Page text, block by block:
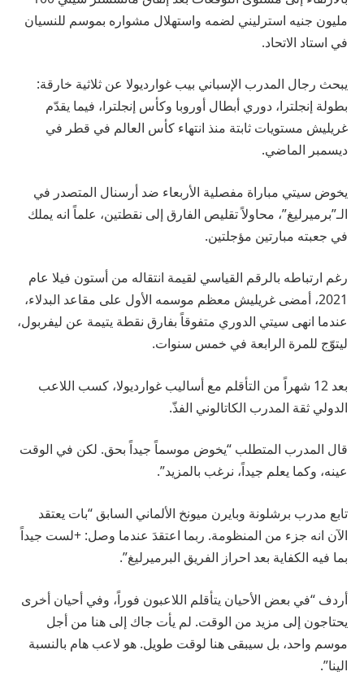
مليون جنيه استرليني لضمه واستهلال مشواره بموسم للنسيان
في استاد الاتحاد.
يبحث رجال المدرب الإسباني بيب غوارديولا عن ثلاثية خارقة:
بطولة إنجلترا، دوري أبطال أوروبا وكأس إنجلترا، فيما يقدّم
غريليش مستويات ثابتة منذ انتهاء كأس العالم في قطر في
ديسمبر الماضي.
يخوض سيتي مباراة مفصلية الأربعاء ضد أرسنال المتصدر في
الـ”برميرليغ”، محاولاً تقليص الفارق إلى نقطتين، علماً انه يملك
في جعبته مبارتين مؤجلتين.
رغم ارتباطه بالرقم القياسي لقيمة انتقاله من أستون فيلا عام
2021، أمضى غريليش معظم موسمه الأول على مقاعد البدلاء،
عندما انهى سيتي الدوري متفوقاً بفارق نقطة يتيمة عن ليفربول،
ليتوّج للمرة الرابعة في خمس سنوات.
بعد 12 شهراً من التأقلم مع أساليب غوارديولا، كسب اللاعب
الدولي ثقة المدرب الكاتالوني الفذّ.
قال المدرب المتطلب “يخوض موسماً جيداً بحق. لكن في الوقت
عينه، وكما يعلم جيداً، نرغب بالمزيد”.
تابع مدرب برشلونة وبايرن ميونخ الألماني السابق “بات يعتقد
الآن انه جزء من المنظومة. ربما اعتقدَ عندما وصل: +لست جيداً
بما فيه الكفاية بعد احراز الفريق البرميرليغ”.
أردف “في بعض الأحيان يتأقلم اللاعبون فوراً، وفي أحيان أخرى
يحتاجون إلى مزيد من الوقت. لم يأت جاك إلى هنا من أجل
موسم واحد، بل سيبقى هنا لوقت طويل. هو لاعب هام بالنسبة
الينا”.